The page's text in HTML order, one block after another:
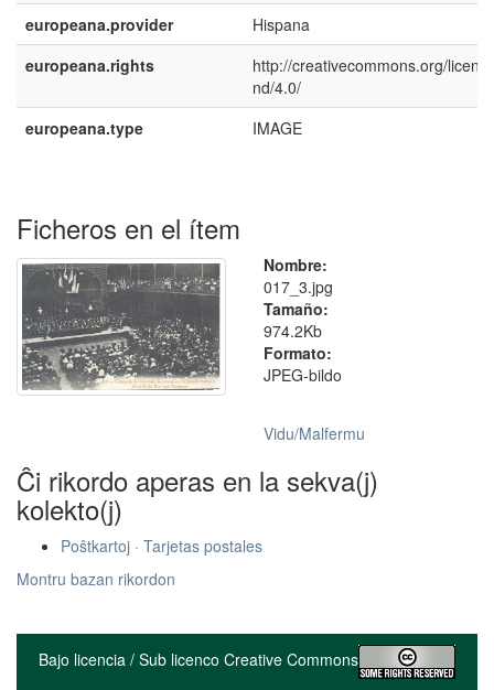
europeana.provider
Hispana
europeana.rights
http://creativecommons.org/
nd/4.0/
europeana.type
IMAGE
Ficheros en el ítem
Nombre:
017_3.jpg
Tamaño:
974.2Kb
Formato:
JPEG-bildo
Vidu/Malfermu
Ĉi rikordo aperas en la sekva(j)
kolekto(j)
Poŝtkartoj · Tarjetas postales
Montru bazan rikordon
Bajo licencia / Sub licenco Creative Commons